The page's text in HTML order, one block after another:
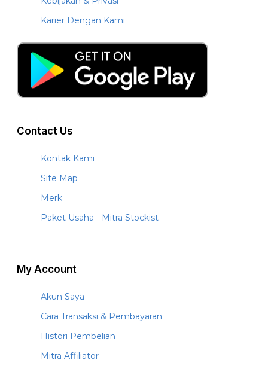
Karier Dengan Kami
Contact Us
Kontak Kami
Site Map
Merk
Paket Usaha - Mitra Stockist
My Account
Akun Saya
Cara Transaksi & Pembayaran
Histori Pembelian
Mitra Affiliator